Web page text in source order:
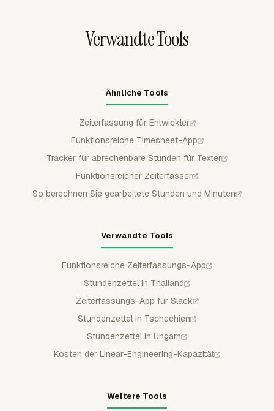
Verwandte Tools
Ähnliche Tools
Zeiterfassung für Entwickler
Funktionsreiche Timesheet-App
Tracker für abrechenbare Stunden für Texter
Funktionsreicher Zeiterfasser
So berechnen Sie gearbeitete Stunden und Minuten
Verwandte Tools
Funktionsreiche Zeiterfassungs-App
Stundenzettel in Thailand
Zeiterfassungs-App für Slack
Stundenzettel in Tschechien
Stundenzettel in Ungarn
Kosten der Linear-Engineering-Kapazität
Weitere Tools